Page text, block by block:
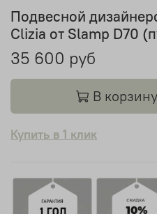
Подвесной
Clizia от Slamp D70
35 600 руб
В корзину
Купить в 1 клик